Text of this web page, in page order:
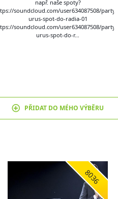
např. naše spoty?
soundcloud.com/user634087508/partysa
urus-spot-do-radia-01
soundcloud.com/user634087508/partysa
urus-spot-do-r…
PŘIDAT DO MÉHO VÝBĚRU
8036